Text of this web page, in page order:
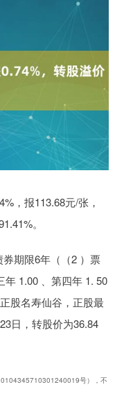
，报113.68元/张，
。
券期限6年（（2 ）票
年 1.00 、第四年 1. 50
股名寿仙谷，正股最
日，转股价为36.84
号），不